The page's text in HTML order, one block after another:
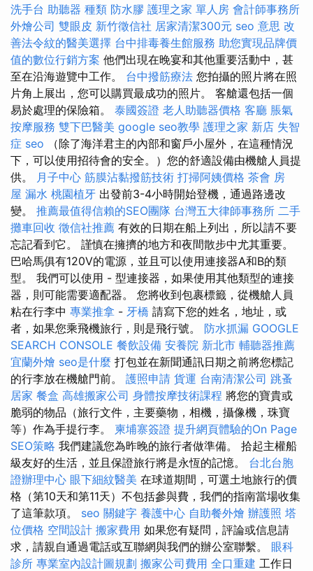
洗手台 助聽器 種類 防水膠 護理之家 單人房 會計師事務所
外燴公司 雙眼皮 新竹徵信社 居家清潔300元 seo 意思 改
善法令紋的醫美選擇 台中排毒養生館服務 助您實現品牌價
值的數位行銷方案 他們出現在晚宴和其他重要活動中，甚
至在沿海遊覽中工作。 台中撥筋療法 您拍攝的照片將在照
片角上展出，您可以購買最成功的照片。 客艙還包括一個
易於處理的保險箱。 泰國簽證 老人助聽器價格 客廳 脹氣
按摩服務 雙下巴醫美 google seo教學 護理之家 新店 失智
症 seo （除了海洋君主的內部和窗戶小屋外，在這種情況
下，可以使用招待會的安全。）您的舒適設備由機艙人員提
供。 月子中心 筋膜沾黏撥筋技術 打掃阿姨價格 茶會 房
屋 漏水 桃園植牙 出發前3-4小時開始登機，通過路邊改
變。 推薦最值得信賴的SEO團隊 台灣五大律師事務所 二手
攤車回收 徵信社推薦 有效的日期在船上列出，所以請不要
忘記看到它。 謹慎在擁擠的地方和夜間散步中尤其重要。
巴哈馬俱有120V的電源，並且可以使用連接器A和B的類
型。 我們可以使用 - 型連接器，如果使用其他類型的連接
器，則可能需要適配器。 您將收到包裹標籤，從機艙人員
粘在行李中 專業推拿 - 牙橋 請寫下您的姓名，地址，或
者，如果您乘飛機旅行，則是飛行號。 防水抓漏 GOOGLE
SEARCH CONSOLE 餐飲設備 安養院 新北市 輔聽器推薦
宜蘭外燴 seo是什麼 打包並在新聞通訊日期之前將您標記
的行李放在機艙門前。 護照申請 貨運 台南清潔公司 跳蚤
居家 餐盒 高雄搬家公司 身體按摩技術課程 將您的寶貴或
脆弱的物品（旅行文件，主要藥物，相機，攝像機，珠寶
等）作為手提行李。 柬埔寨簽證 提升網頁體驗的On Page
SEO策略 我們建議您為昨晚的旅行者做準備。 拾起主權船
級友好的生活，並且保證旅行將是永恆的記憶。 台北台胞
證辦理中心 眼下細紋醫美 在球道期間，可選土地旅行的價
格（第10天和第11天）不包括參與費，我們的指南當場收集
了這筆款項。 seo 關鍵字 養護中心 自助餐外燴 辦護照 塔
位價格 空間設計 搬家費用 如果您有疑問，評論或信息請
求，請親自通過電話或互聯網與我們的辦公室聯繫。 眼科
診所 專業室內設計圖規劃 搬家公司費用 全口重建 工作日